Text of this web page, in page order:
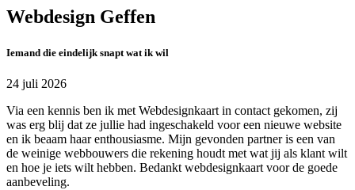
Webdesign Geffen
Iemand die eindelijk snapt wat ik wil
24 juli 2026
Via een kennis ben ik met Webdesignkaart in contact gekomen, zij
was erg blij dat ze jullie had ingeschakeld voor een nieuwe website
en ik beaam haar enthousiasme. Mijn gevonden partner is een van
de weinige webbouwers die rekening houdt met wat jij als klant wilt
en hoe je iets wilt hebben. Bedankt webdesignkaart voor de goede
aanbeveling.